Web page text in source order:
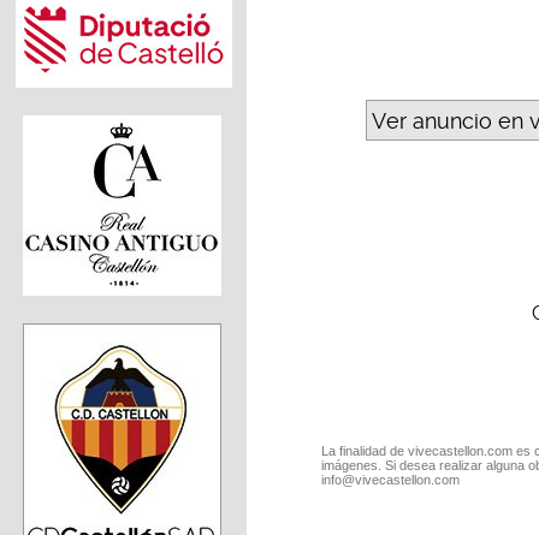
Ver anuncio en
La finalidad de vivecastellon.com
imágenes. Si desea realizar alguna
info@vivecastellon.com